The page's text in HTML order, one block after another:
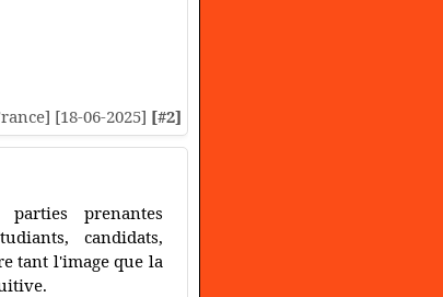
[18-06-2025] [#2]
prenantes
candidats,
tant l'image que la